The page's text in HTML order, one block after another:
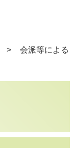
>
会派等による